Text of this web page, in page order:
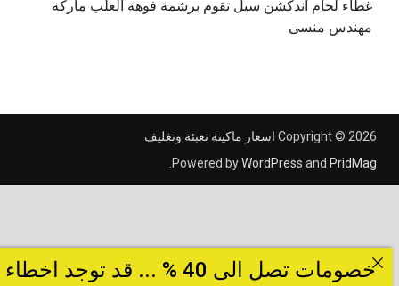
غطاء لحام اندكشن سيل تقوم برشمة فوهة العلب ماركة
مهندس منسى
Copyright © 2026اسعار ماكينة تعبئة وتغليف
Powered byWordPressandPridMag
.
خصومات تصل الى 40 % ... قد توجد اخطاء